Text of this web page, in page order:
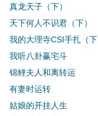
真龙天子（下）
天下何人不识君（下）
我的大理寺CSI手扎（下
我听八卦赢宅斗
锦鲤夫人和离转运
有妻时运转
姑娘的开挂人生